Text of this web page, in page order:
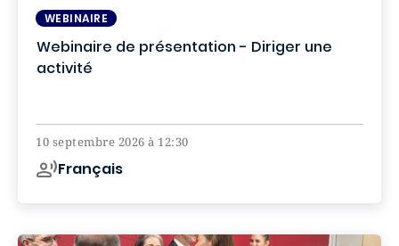
WEBINAIRE
Webinaire de présentation - Diriger une
activité
10 septembre 2026 à 12:30
Français